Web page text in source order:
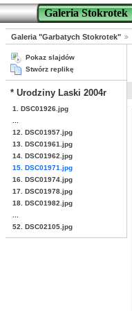
Galeria Stokrotek
Galeria "Garbatych Stokrotek"
Pokaz slajdów
Stwórz replikę
* Urodziny Laski 2004r
1. DSC01926.jpg
12. DSC01957.jpg
13. DSC01961.jpg
14. DSC01962.jpg
15. DSC01971.jpg
16. DSC01974.jpg
17. DSC01978.jpg
18. DSC01982.jpg
52. DSC02105.jpg